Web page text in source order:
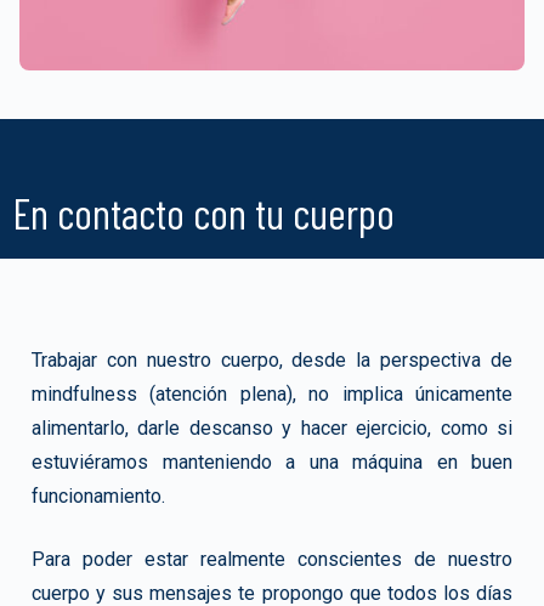
En contacto con tu cuerpo
Trabajar con nuestro cuerpo, desde la perspectiva de
mindfulness (atención plena), no implica únicamente
alimentarlo, darle descanso y hacer ejercicio, como si
estuviéramos manteniendo a una máquina en buen
funcionamiento.
Para poder estar realmente conscientes de nuestro
cuerpo y sus mensajes te propongo que todos los días